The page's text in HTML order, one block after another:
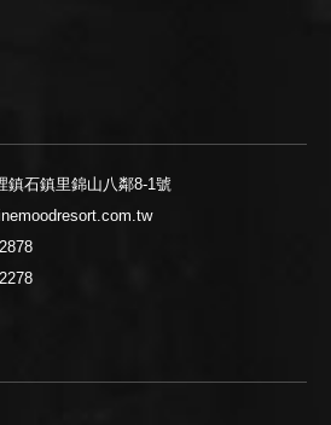
鎮石鎮里錦山八鄰8-1號